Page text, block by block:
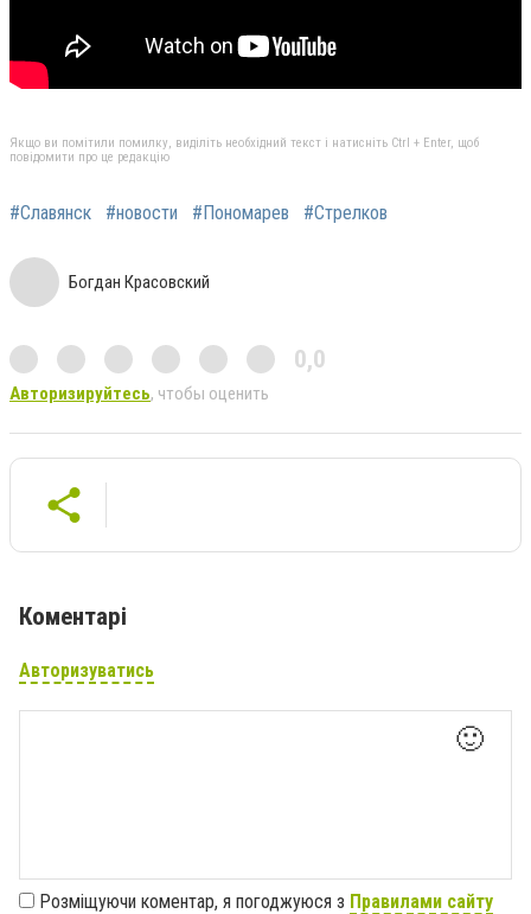
Якщо ви помітили помилку, виділіть необхідний текст і натисніть Ctrl + Enter, щоб
повідомити про це редакцію
#Славянск #новости #Пономарев #Стрелков
Богдан Красовский
0,0
Авторизируйтесь, чтобы оценить
Коментарі
Авторизуватись
🙂
Розміщуючи коментар, я погоджуюся з Правилами сайту